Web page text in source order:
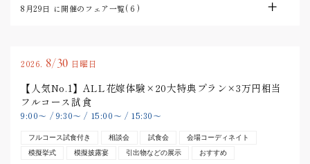
8月29日 に開催のフェア一覧(6 )
2026. 8/30 日曜日
【人気No.1】ALL花嫁体験×20大特典プラン×3万円相当
フルコース試食
9:00〜 / 9:30〜 / 15:00〜 / 15:30〜
フルコース試食付き 相談会 試食会
会場コーディネイト
模擬挙式
模擬披露宴 引出物などの展示 おすすめ